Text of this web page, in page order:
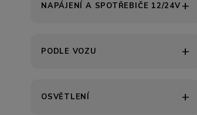
NAPÁJENÍ A SPOTŘEBIČE 12/24V
PODLE VOZU
OSVĚTLENÍ